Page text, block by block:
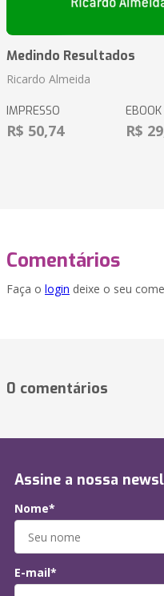
Medindo Resultados
Ricardo Almeida
IMPRESSO
R$ 50,74
EBOOK
R$
Comentários
Faça o login deixe o seu
0 comentários
Assine a nossa
Nome*
E-mail*